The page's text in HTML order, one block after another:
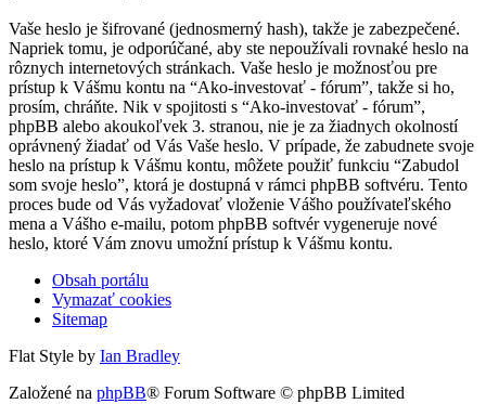
Vaše heslo je šifrované (jednosmerný hash), takže je zabezpečené.
Napriek tomu, je odporúčané, aby ste nepoužívali rovnaké heslo na
rôznych internetových stránkach. Vaše heslo je možnosťou pre
prístup k Vášmu kontu na “Ako-investovať - fórum”, takže si ho,
prosím, chráňte. Nik v spojitosti s “Ako-investovať - fórum”,
phpBB alebo akoukoľvek 3. stranou, nie je za žiadnych okolností
oprávnený žiadať od Vás Vaše heslo. V prípade, že zabudnete svoje
heslo na prístup k Vášmu kontu, môžete použiť funkciu “Zabudol
som svoje heslo”, ktorá je dostupná v rámci phpBB softvéru. Tento
proces bude od Vás vyžadovať vloženie Vášho používateľského
mena a Vášho e-mailu, potom phpBB softvér vygeneruje nové
heslo, ktoré Vám znovu umožní prístup k Vášmu kontu.
Obsah portálu
Vymazať cookies
Sitemap
Flat Style by Ian Bradley
Založené na phpBB® Forum Software © phpBB Limited